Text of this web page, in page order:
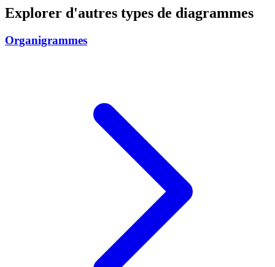
Explorer d'autres types de diagrammes
Organigrammes